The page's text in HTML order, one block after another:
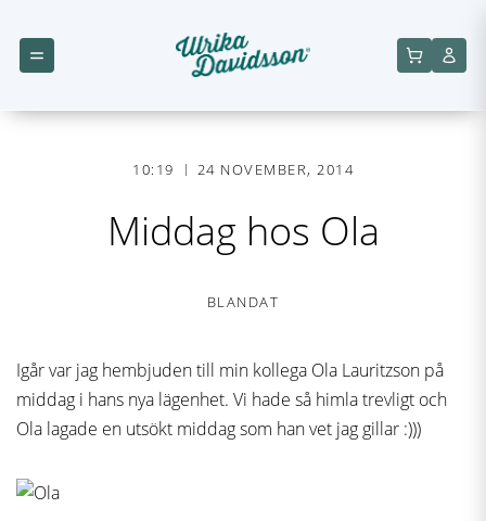
10:19 24 NOVEMBER, 2014
Middag hos Ola
BLANDAT
Igår var jag hembjuden till min kollega Ola Lauritzson på
middag i hans nya lägenhet. Vi hade så himla trevligt och
Ola lagade en utsökt middag som han vet jag gillar :)))